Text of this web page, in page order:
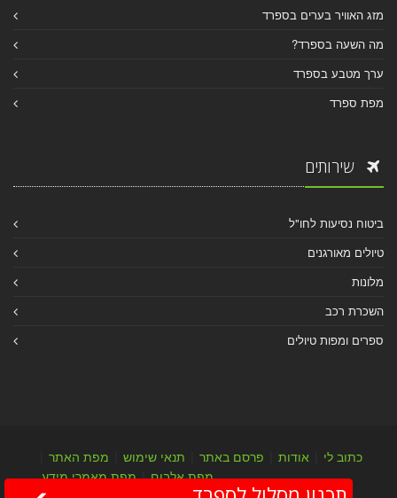
מזג האוויר בערים בספרד
מה השעה בספרד?
ערך מטבע בספרד
מפת ספרד
שירותים
ביטוח נסיעות לחו"ל
טיולים מאורגנים
מלונות
השכרת רכב
ספרים ומפות טיולים
כתוב לי אודות פרסם באתר תנאי שימוש מפת האתר
מפת אלבום|מפת מאמרי מידע